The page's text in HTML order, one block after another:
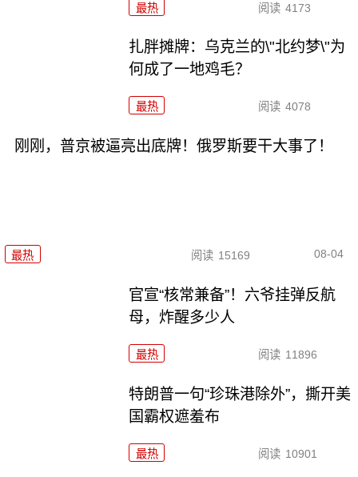
最热 阅读 4173
扎胖摊牌：乌克兰的\"北约梦\"为
何成了一地鸡毛？
最热 阅读 4078
刚刚，普京被逼亮出底牌！俄罗斯要干大事了！
最热 阅读 15169 08-04
官宣“核常兼备”！六爷挂弹反航
母，炸醒多少人
最热 阅读 11896
特朗普一句“珍珠港除外”，撕开美
国霸权遮羞布
最热 阅读 10901